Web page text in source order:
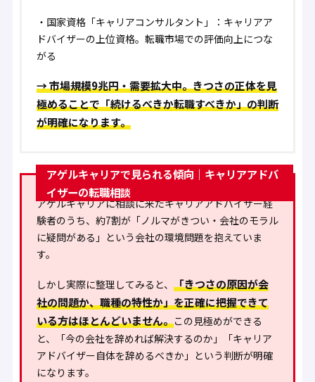
・ 国家資格「キャリアコンサルタント」：キャリアア
ドバイザーの上位資格。転職市場での評価向上につな
がる
→ 市場規模9兆円・需要拡大中。きつさの正体を見
極めることで「続けるべきか転職すべきか」の判断
が明確になります。
アゲルキャリアで見られる傾向｜キャリアアドバ
イザーの転職相談
アゲルキャリアに相談に来たキャリアアドバイザー経
験者のうち、 約7割が「ノルマがきつい・会社のモラル
に疑問がある」という会社の環境問題を抱えていま
す。
しかし実際に整理してみると、 「きつさの原因が会
社の問題か、職種の特性か」を正確に把握できて
いる方はほとんどいません。この見極めができる
と、「今の会社を辞めれば解決するのか」「キャリア
アドバイザー自体を辞めるべきか」という判断が明確
になります。